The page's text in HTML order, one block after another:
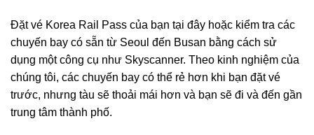
Đặt vé Korea Rail Pass của bạn tại đây hoặc kiểm tra các
chuyến bay có sẵn từ Seoul đến Busan bằng cách sử
dụng một công cụ như Skyscanner. Theo kinh nghiệm của
chúng tôi, các chuyến bay có thể rẻ hơn khi bạn đặt vé
trước, nhưng tàu sẽ thoải mái hơn và bạn sẽ đi và đến gần
trung tâm thành phố.